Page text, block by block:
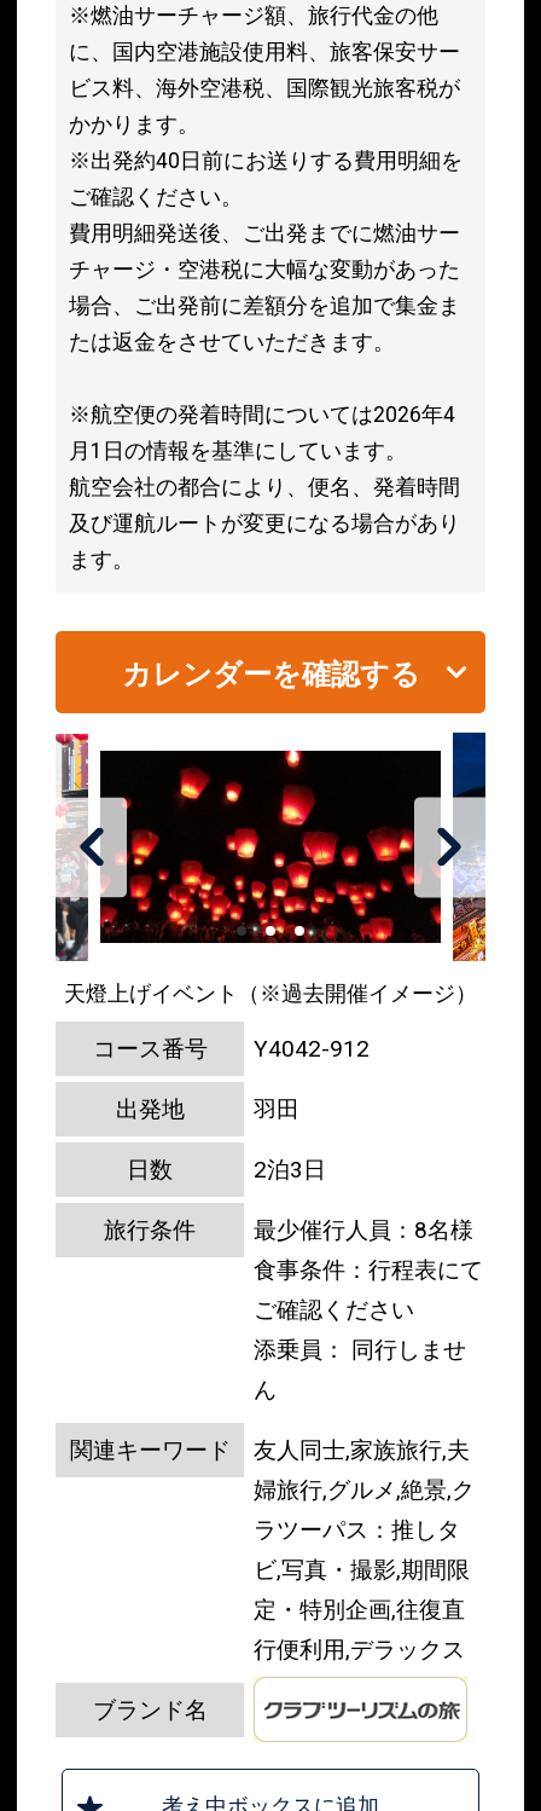
※燃油サーチャージ額、旅行代金の他
に、国内空港施設使用料、旅客保安サー
ビス料、海外空港税、国際観光旅客税が
かかります。
※出発約40日前にお送りする費用明細を
ご確認ください。
費用明細発送後、ご出発までに燃油サー
チャージ・空港税に大幅な変動があった
場合、ご出発前に差額分を追加で集金ま
たは返金をさせていただきます。
※航空便の発着時間については2026年4
月1日の情報を基準にしています。
航空会社の都合により、便名、発着時間
及び運航ルートが変更になる場合があり
ます。
カレンダーを確認する
天燈上げイベント（※過去開催イメージ）
コース番号 Y4042-912
出発地 羽田
日数 2泊3日
旅行条件
最少催行人員：8名様
食事条件：行程表にて
ご確認ください
添乗員： 同行しませ
ん
関連キーワード
友人同士,家族旅行,夫
婦旅行,グルメ,絶景,ク
ラツーパス：推しタ
ビ,写真・撮影,期間限
定・特別企画,往復直
行便利用,デラックス
ブランド名